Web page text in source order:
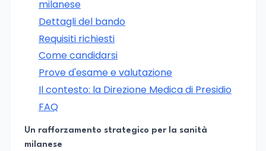
milanese
Dettagli del bando
Requisiti richiesti
Come candidarsi
Prove d'esame e valutazione
Il contesto: la Direzione Medica di Presidio
FAQ
Un rafforzamento strategico per la sanità
milanese